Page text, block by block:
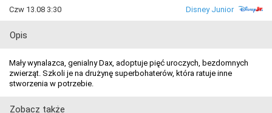
Czw 13.08 3:30 Disney Junior
Opis
Mały wynalazca, genialny Dax, adoptuje pięć uroczych, bezdomnych
zwierząt. Szkoli je na drużynę superbohaterów, która ratuje inne
stworzenia w potrzebie.
Zobacz także